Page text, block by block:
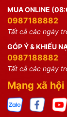
MUA ONLINE
0987188882
Tất cả các ngày
GÓP Ý & KHIẾU
0987188882
Tất cả các ngày
Mạng xã hội